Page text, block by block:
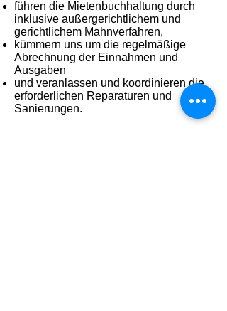
führen die Mietenbuchhaltung durch
inklusive außergerichtlichem und
gerichtlichem Mahnverfahren,
kümmern uns um die regelmäßige
Abrechnung der Einnahmen und
Ausgaben
und veranlassen und koordinieren die
erforderlichen Reparaturen und
Sanierungen.
Sie suchen eine vollständige